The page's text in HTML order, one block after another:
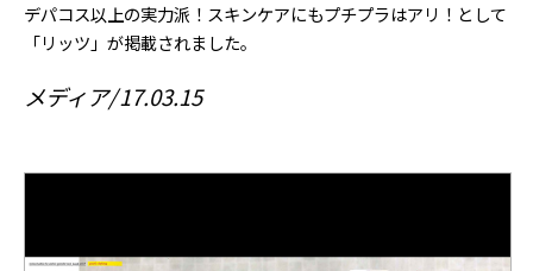
デパコス以上の実力派！スキンケアにもプチプラはアリ！として
「リッツ」が掲載されました。
メディア 17.03.15